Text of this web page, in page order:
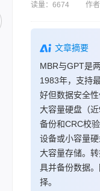
读量：6674 作者
文章摘要
MBR与GPT是
1983年，支持
好但数据安全
大容量硬盘（
备份和CRC校
设备或小容量
大容量存储。
具并备份数据
择。